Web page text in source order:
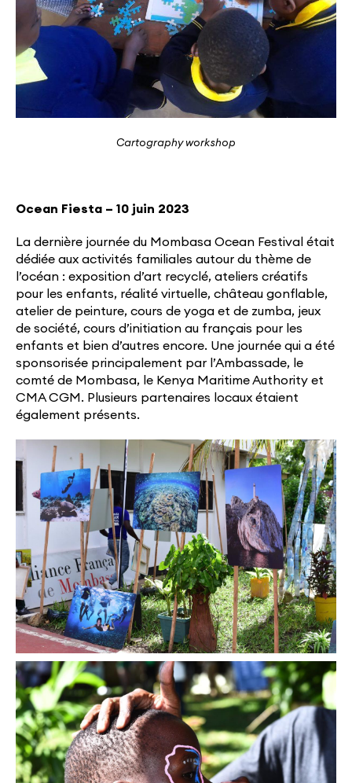
Cartography workshop
Ocean Fiesta – 10 juin 2023
La dernière journée du Mombasa Ocean Festival était
dédiée aux activités familiales autour du thème de
l’océan : exposition d’art recyclé, ateliers créatifs
pour les enfants, réalité virtuelle, château gonflable,
atelier de peinture, cours de yoga et de zumba, jeux
de société, cours d’initiation au français pour les
enfants et bien d’autres encore. Une journée qui a été
sponsorisée principalement par l’Ambassade, le
comté de Mombasa, le Kenya Maritime Authority et
CMA CGM. Plusieurs partenaires locaux étaient
également présents.